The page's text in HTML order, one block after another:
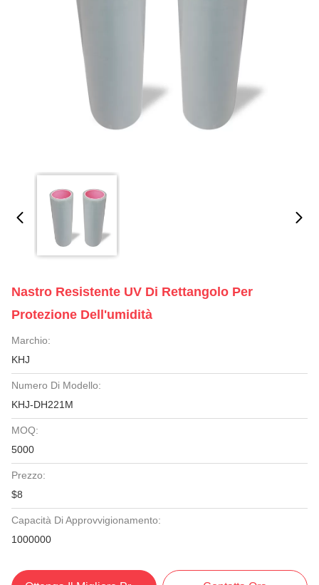
Nastro Resistente UV Di Rettangolo Per
Protezione Dell'umidità
Marchio:
KHJ
Numero Di Modello:
KHJ-DH221M
MOQ:
5000
Prezzo:
$8
Capacità Di Approvvigionamento:
1000000